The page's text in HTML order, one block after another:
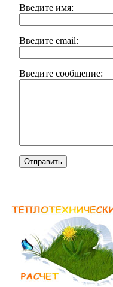
Введите имя:
Введите email:
Введите сообщение:
Отправить